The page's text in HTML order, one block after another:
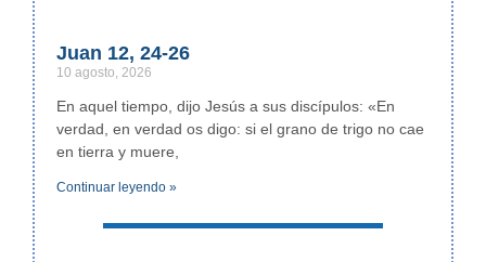
Juan 12, 24-26
10 agosto, 2026
En aquel tiempo, dijo Jesús a sus discípulos: «En
verdad, en verdad os digo: si el grano de trigo no cae
en tierra y muere,
Continuar leyendo »